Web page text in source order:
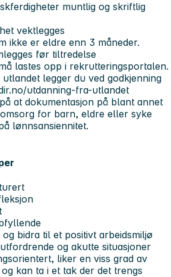
muntlig og skriftlig
vektlegges
ikke er eldre enn 3 måneder.
før tiltredelse
lastes opp i rekrutteringsportalen.
legger du ved godkjenning
utdanning-fra-utlandet
at dokumentasjon på blant annet
for barn, eldre eller syke
lønnsansiennitet.
bidra til et positivt arbeidsmiljø
og akutte situasjoner
liker en viss grad av
kan ta i et tak der det trengs